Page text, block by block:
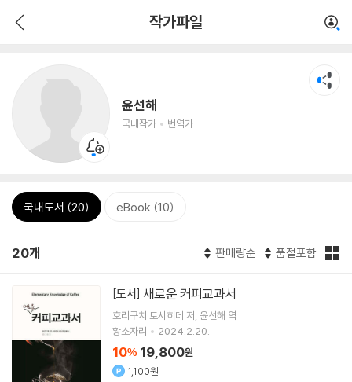
작가파일
윤선해
국내작가 번역가
국내도서 (20) eBook (10)
20개 판매량순 품절포함
[도서] 새로운 커피교과서
호리구치 토시히데 저 윤선해 역
황소자리
2024.2.20.
10% 19,800원
1,100원